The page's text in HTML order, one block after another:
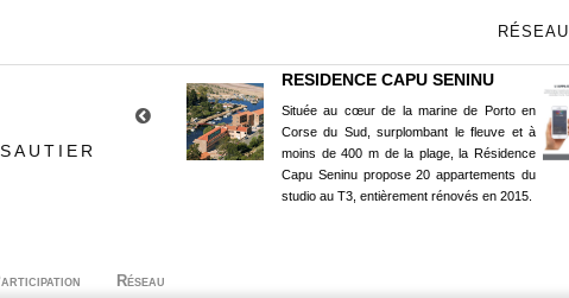
RÉSEAU
RESIDENCE CAPU SENINU
Située au cœur de la marine de Porto en
Corse du Sud, surplombant le fleuve et à
moins de 400 m de la plage, la Résidence
Capu Seninu propose 20 appartements du
studio au T3, entièrement rénovés en 2015.
Réseau